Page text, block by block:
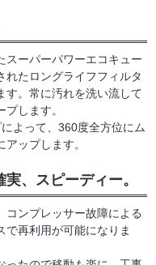
スーパーパワーエコキュー
れたロングライフフィルタ
す。常に汚れを洗い流して
します。
よって、360度全方位にム
ップします。
、スピーディー。
コンプレッサー故障による
で再利用が可能になりま